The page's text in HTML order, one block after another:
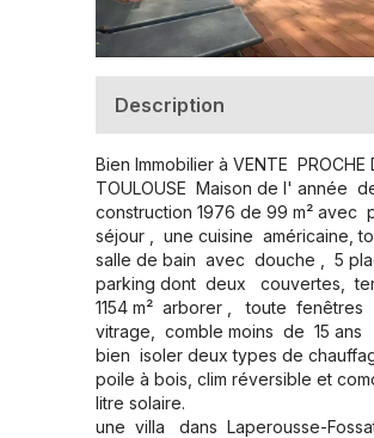
Description
Bien Immobilier à VENTE  PROCHE
TOULOUSE  Maison de l' année
construction 1976 de 99 m² avec
séjour ,  une cuisine  américaine,
salle de bain  avec  douche ,  5
parking dont  deux   couvertes,
1154 m²  arborer ,   toute  fenêtres
vitrage,  comble moins  de  15 ans
bien  isoler deux types de
poile à bois, clim réversible et
litre solaire.
une  villa   dans  Laperousse-